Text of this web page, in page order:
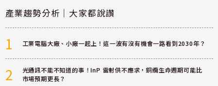
產業趨勢分析｜大家都說讚
1 工業電腦大廠、小廠一起上！這一波有沒有機會一路看到2030年？
2
光通訊不能不知道的事！InP 雷射供不應求，銅纜生命週期可能比
市場預期更長？